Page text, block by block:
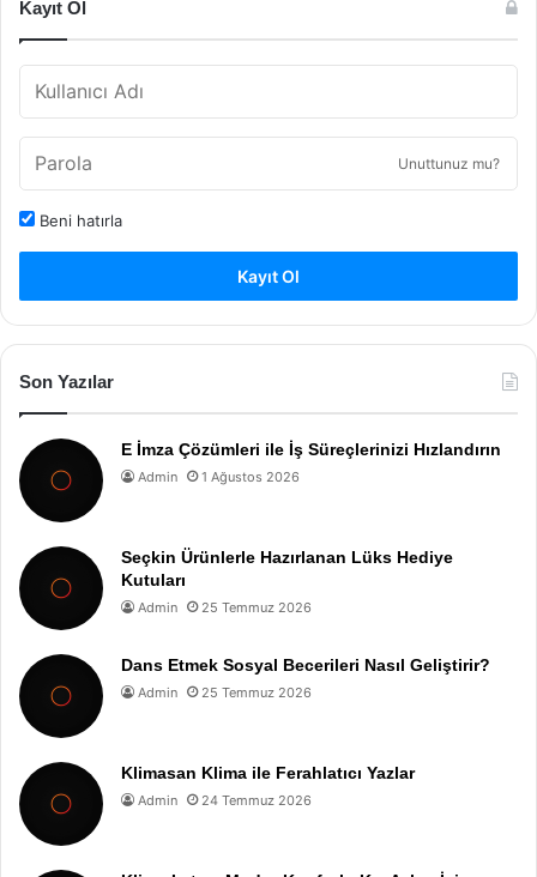
Kayıt Ol
Unuttunuz mu?
Beni hatırla
Kayıt Ol
Son Yazılar
E İmza Çözümleri ile İş Süreçlerinizi Hızlandırın
Admin 1 Ağustos 2026
Seçkin Ürünlerle Hazırlanan Lüks Hediye
Kutuları
Admin 25 Temmuz 2026
Dans Etmek Sosyal Becerileri Nasıl Geliştirir?
Admin 25 Temmuz 2026
Klimasan Klima ile Ferahlatıcı Yazlar
Admin 24 Temmuz 2026